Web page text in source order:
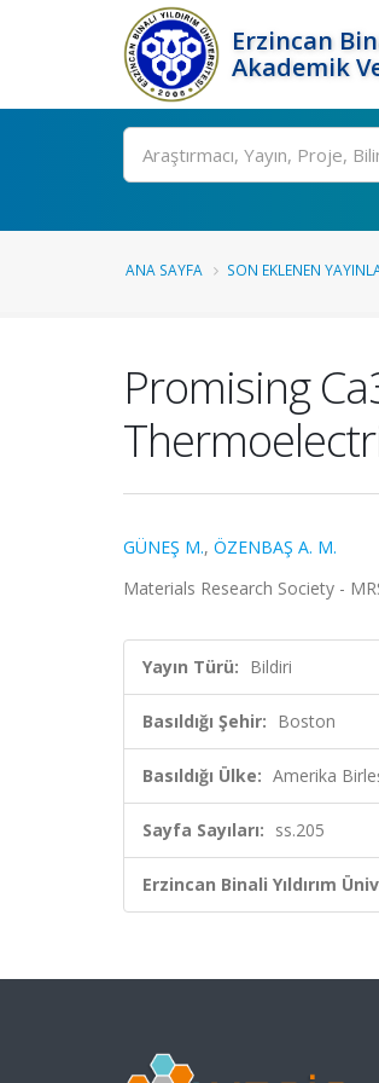
Erzincan
Akademik
Ara
ANA SAYFA SON EKLENEN
Promising
GÜNEŞ M., ÖZENBAŞ A. M.
Materials Research Society -
Yayın Türü: Bildiri
Basıldığı Şehir: Boston
Basıldığı Ülke: Amerika
Sayfa Sayıları: ss.205
Erzincan Binali Yıldırım